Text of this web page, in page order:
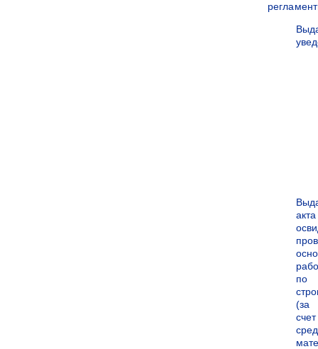
акта
по
(за
счет